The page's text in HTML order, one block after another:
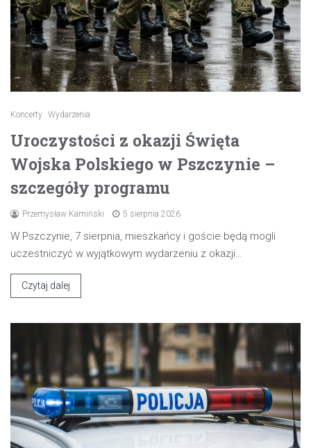
Koncerty Wydarzenia
Uroczystości z okazji Święta
Wojska Polskiego w Pszczynie –
szczegóły programu
Przemysław Kamiński 5 sierpnia 2026
W Pszczynie, 7 sierpnia, mieszkańcy i goście będą mogli
uczestniczyć w wyjątkowym wydarzeniu z okazji…
Czytaj dalej